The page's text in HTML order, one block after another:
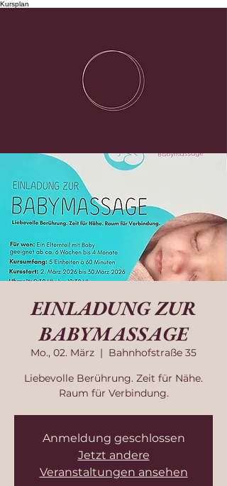
Kursplan
EINLADUNG ZUR
BABYMASSAGE
Mo., 02. März
  |
Bahnhofstraße 35
Liebevolle Berührung. Zeit für Nähe.
Raum für Verbindung.
Anmeldung geschlossen
Jetzt andere
Veranstaltungen ansehen